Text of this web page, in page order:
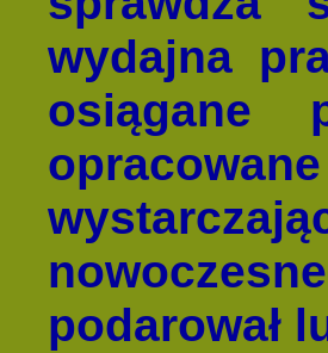
wydajna
osiągane
podarował